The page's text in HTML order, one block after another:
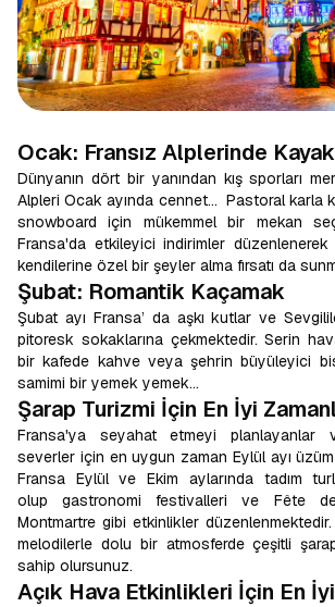
Ocak: Fransız Alplerinde Kayak
Dünyanın dört bir yanından kış sporları
Alpleri Ocak ayında cennet… Pastoral karla
snowboard için mükemmel bir mekan
Fransa'da etkileyici indirimler düzenlenerek
kendilerine özel bir şeyler alma fırsatı da
Şubat: Romantik Kaçamak
Şubat ayı Fransa’ da aşkı kutlar ve
pitoresk sokaklarına çekmektedir. Serin
bir kafede kahve veya şehrin büyüleyici
samimi bir yemek yemek…
Şarap Turizmi İçin En İyi
Fransa'ya seyahat etmeyi planlayanlar
severler için en uygun zaman Eylül ayı
Fransa Eylül ve Ekim aylarında tadım
olup gastronomi festivalleri ve Fête
Montmartre gibi etkinlikler
melodilerle dolu bir atmosferde çeşitli
sahip olursunuz.
Açık Hava Etkinlikleri İçin En